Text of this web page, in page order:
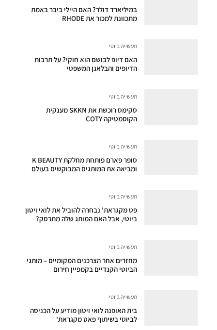
במיליארד דולר? האם היילי ביבר באמת
מתכוונת למכור את RHODE
תעשייה ביוטי
האם דיופ לבושם הוא חוקי? על תרבות
הדיופים והבלאגן המשפטי
תעשייה ביוטי
סקימס רוכשת את SKKN מענקית
הקוסמטיקה COTY
תעשייה ביוטי
סופר פארם פותחת מחלקת K BEAUTY
ומביאה את המותגים המבוקשים בעולם
תעשייה ביוטי
פט מקגראת' נבחרה להוביל את לואי ויטון
ביוטי, אבל האם המותג שלה מתרסק?
תעשייה ביוטי
מחזרים אחר הצרכנים המקומיים – מותגי
הביוטי הקנדיים בקמפיין חירום
תעשייה ביוטי
בית האופנה לואי ויטון מודיע על הכניסה
לביוטי בשיתוף פאט מקגראת'